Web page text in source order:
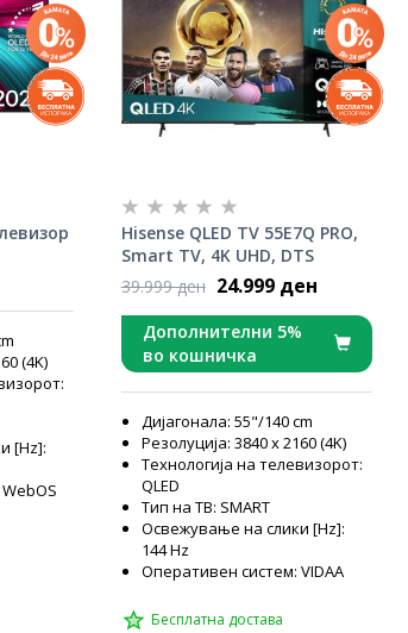
(4K)
[Hz]:
Hisense QLED TV 55E7Q PRO,
Smart TV, 4K UHD, DTS
Virtual X, VIDAA Smart OS,
Dolby Vision, Quantum Dot
Colour, 144Hz Game Mode
Pro
39.999 ден 24.999 ден
Дополнителни 5%
во кошничка
Дијагонала: 55"/140 cm
Резолуција: 3840 x 2160 (4K)
Технологија на телевизорот:
QLED
Тип на ТВ: SMART
Освежување на слики [Hz]:
144 Hz
Оперативен систем: VIDAA
Бесплатна достава